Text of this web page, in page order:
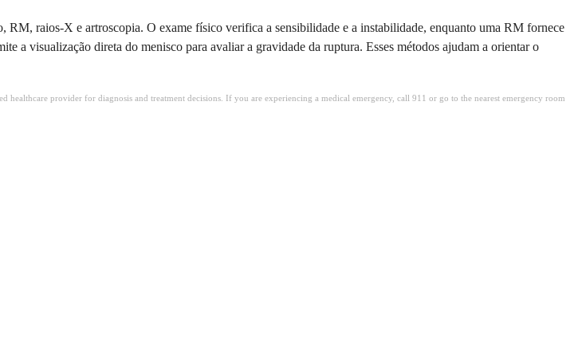
raios-X e artroscopia. O exame físico verifica a sensibilidade e a instabilidade, enquanto uma RM fornece
a visualização direta do menisco para avaliar a gravidade da ruptura. Esses métodos ajudam a orientar o
provider for diagnosis and treatment decisions. If you are experiencing a medical emergency, call 911 or go to the nearest emergency room